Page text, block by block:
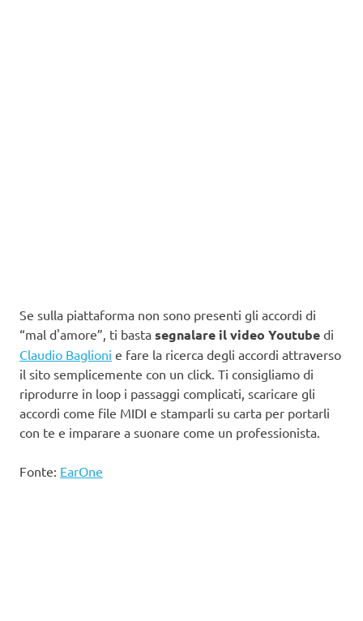
Se sulla piattaforma non sono presenti gli accordi di
“mal d'amore”, ti basta segnalare il video Youtube di
Claudio Baglioni e fare la ricerca degli accordi attraverso
il sito semplicemente con un click. Ti consigliamo di
riprodurre in loop i passaggi complicati, scaricare gli
accordi come file MIDI e stamparli su carta per portarli
con te e imparare a suonare come un professionista.
Fonte: EarOne